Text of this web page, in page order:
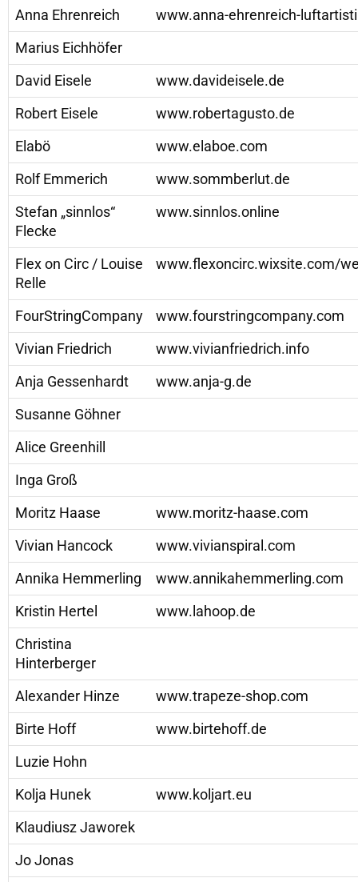
Anna Ehrenreich
www.anna-ehrenreich-
Marius Eichhöfer
David Eisele
www.davideisele.de
Robert Eisele
www.robertagusto.de
Elabö
www.elaboe.com
Rolf Emmerich
www.sommberlut.de
Stefan „sinnlos“
Flecke
www.sinnlos.online
Flex on Circ / Louise
Relle
www.flexoncirc.wixsite.com/
FourStringCompany
www.fourstringcompany.com
Vivian Friedrich
www.vivianfriedrich.info
Anja Gessenhardt
www.anja-g.de
Susanne Göhner
Alice Greenhill
Inga Groß
Moritz Haase
www.moritz-haase.com
Vivian Hancock
www.vivianspiral.com
Annika Hemmerling
www.annikahemmerling.com
Kristin Hertel
www.lahoop.de
Christina
Hinterberger
Alexander Hinze
www.trapeze-shop.com
Birte Hoff
www.birtehoff.de
Luzie Hohn
Kolja Hunek
www.koljart.eu
Klaudiusz Jaworek
Jo Jonas